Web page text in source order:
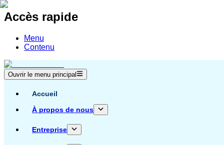
Accès rapide
Menu
Contenu
Ouvrir le menu principal
Accueil
À propos de nous
Entreprise